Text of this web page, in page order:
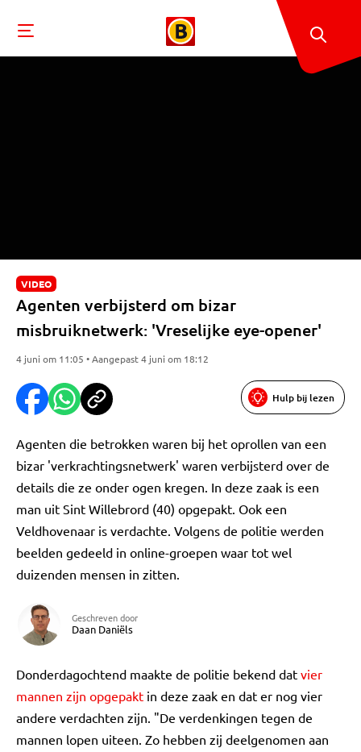
VIDEO
Agenten verbijsterd om bizar
misbruiknetwerk: 'Vreselijke eye-opener'
4 juni om 11:05 • Aangepast 4 juni om 18:12
Hulp bij lezen
Agenten die betrokken waren bij het oprollen van een
bizar 'verkrachtingsnetwerk' waren verbijsterd over de
details die ze onder ogen kregen. In deze zaak is een
man uit Sint Willebrord (40) opgepakt. Ook een
Veldhovenaar is verdachte. Volgens de politie werden
beelden gedeeld in online-groepen waar tot wel
duizenden mensen in zitten.
Geschreven door
Daan Daniëls
Donderdagochtend maakte de politie bekend dat vier
mannen zijn opgepakt in deze zaak en dat er nog vier
andere verdachten zijn. "De verdenkingen tegen de
mannen lopen uiteen. Zo hebben zij deelgenomen aan